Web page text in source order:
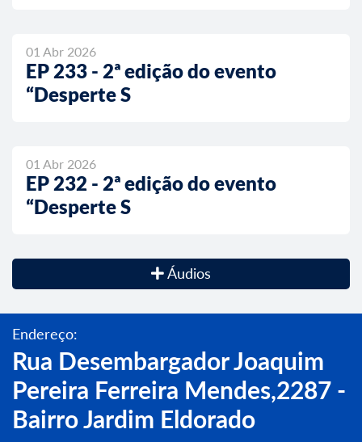
01 Abr 2026
EP 233 - 2ª edição do evento
“Desperte S
01 Abr 2026
EP 232 - 2ª edição do evento
“Desperte S
Áudios
Endereço:
Rua Desembargador Joaquim
Pereira Ferreira Mendes,2287 -
Bairro Jardim Eldorado